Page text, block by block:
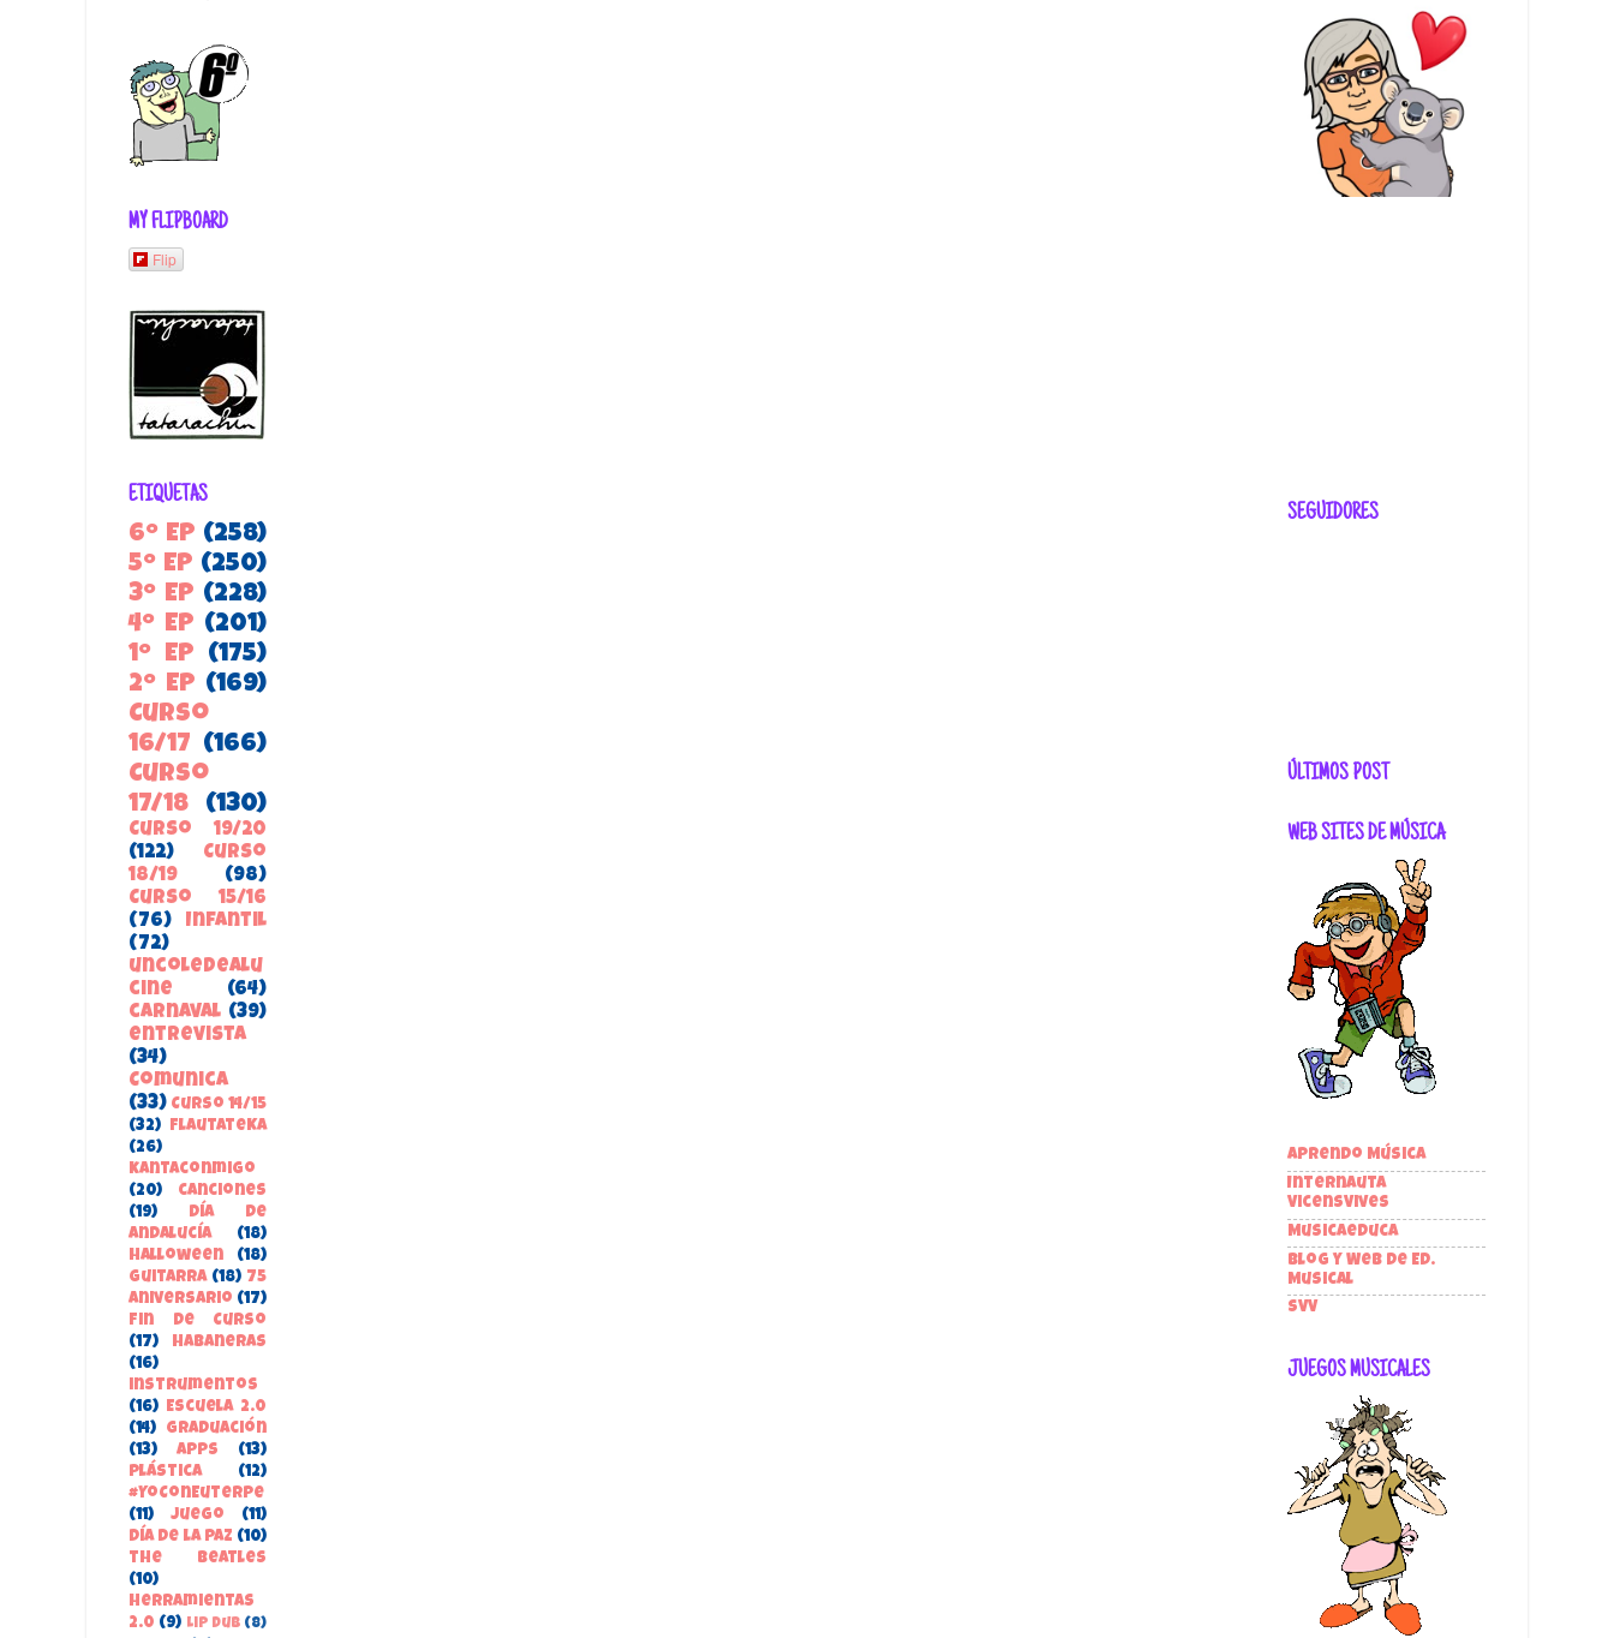
MY FLIPBOARD
Flip
ETIQUETAS
6º EP (258)
5º EP (250)
3º EP (228)
4º EP (201)
1º EP
(175)
2º EP (169)
Curso
16/17 (166)
Curso
17/18
(130)
Curso 19/20
(122)
Curso
18/19
(98)
Curso 15/16
(76)
Infantil
(72)
uncoledealu
cine
(64)
carnaval (39)
entrevista
(34)
ComunicA
(33) Curso 14/15
(32)
FlautateKa
(26)
kantaconmigo
(20)
canciones
(19)
Día de
Andalucía
(18)
Halloween
(18)
guitarra (18) 75
aniversario (17)
Fin de Curso
(17)
habaneras
(16)
instrumentos
(16) Escuela 2.0
(14)
Graduación
(13)
apps
(13)
Plástica
(12)
#YoConEuterpe
(11)
juego
(11)
Día de la Paz (10)
the beatles
(10)
herramientas
2.0 (9) Lip Dub (8)
SEGUIDORES
ÚLTIMOS POST
WEB SITES DE MÚSICA
Aprendo Música
Internauta
VicensVives
Musicaeduca
Blog y Web de Ed.
Musical
SVV
JUEGOS MUSICALES